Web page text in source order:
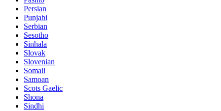
Persian
Punjabi
Serbian
Sesotho
Sinhala
Slovak
Slovenian
Somali
Samoan
Scots Gaelic
Shona
Sindhi